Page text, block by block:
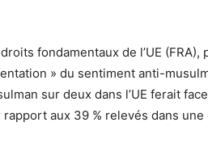
fondamentaux de l’UE (FRA),
» du sentiment anti-
sur deux dans l’UE ferait
aux 39 % relevés dans